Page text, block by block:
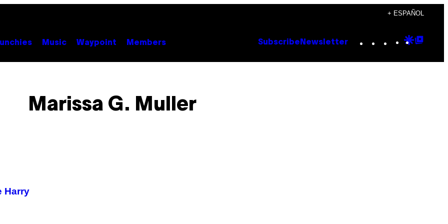
+ ESPAÑOL
Music Waypoint Members Subscribe Newsletter Instagram
TikTok
YouTube
Google
Marissa G. Muller
Harry